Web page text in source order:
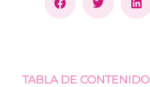
TABLA DE CONTENIDO